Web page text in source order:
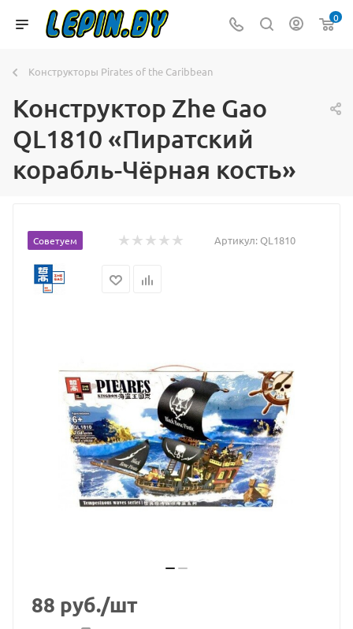
0
Конструкторы Pirates of the Caribbean
Конструктор Zhe Gao
QL1810 «Пиратский
корабль-Чёрная кость»
Советуем Артикул:QL1810
88 руб./шт